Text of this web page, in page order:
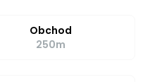
Obchod
250m